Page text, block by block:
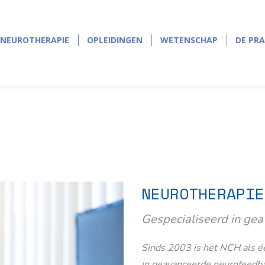
NEUROTHERAPIE OPLEIDINGEN WETENSCHAP DE
Gespecialiseerd in
Sinds 2003 is het NCH als
NEUROTHERAPIE OPLEIDINGEN WETENSCHAP DE